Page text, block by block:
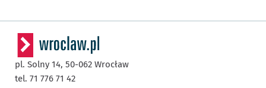
pl. Solny 14, 50-062 Wrocław
tel. 71 776 71 42